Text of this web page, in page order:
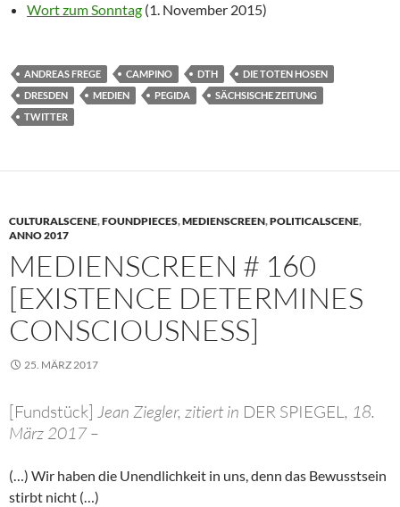
Wort zum Sonntag (1. November 2015)
ANDREAS FREGE CAMPINO DTH
DIE TOTEN HOSEN
DRESDEN
MEDIEN PEGIDA
SÄCHSISCHE ZEITUNG
TWITTER
CULTURALSCENE,FOUNDPIECES,MEDIENSCREEN,POLITICALSCENE,
ANNO 2017
MEDIENSCREEN # 160
[EXISTENCE DETERMINES
CONSCIOUSNESS]
25. MÄRZ 2017
[Fundstück] Jean Ziegler, zitiert in DER SPIEGEL, 18.
März 2017 –
(…) Wir haben die Unendlichkeit in uns, denn das Bewusstsein
stirbt nicht (…)